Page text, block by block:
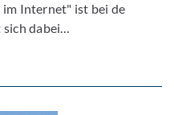
im Internet" ist bei de
sich dabei…